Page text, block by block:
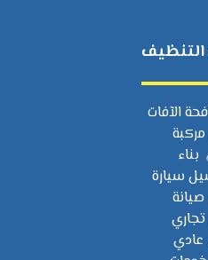
الآفات
مركبة
بناء
سيارة
صيانة
تجاري
عادي